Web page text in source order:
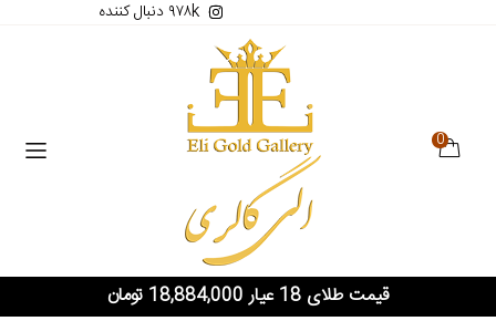
۹۷۸k دنبال کننده
0
قیمت طلای 18 عیار 18,884,000 تومان